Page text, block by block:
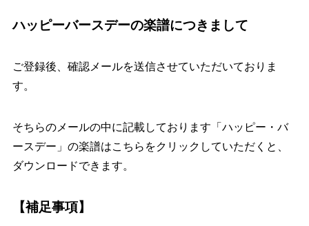
ハッピーバースデーの楽譜につきまして
ご登録後、確認メールを送信させていただいておりま
す。
そちらのメールの中に記載しております 「ハッピー・バ
ースデー」の楽譜はこちら をクリックしていただくと、
ダウンロードできます。
【補足事項】